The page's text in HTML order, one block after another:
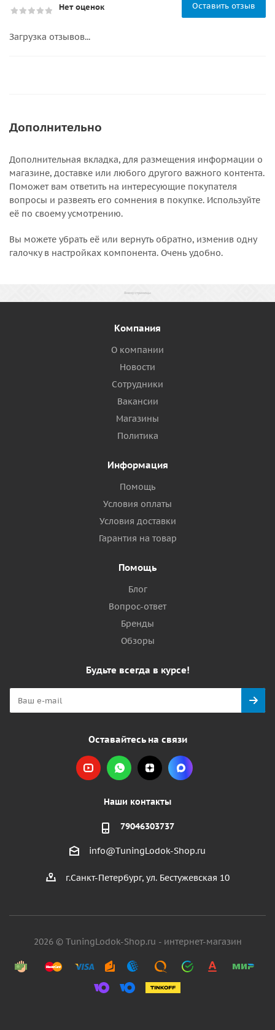
Нет оценок Оставить отзыв
Загрузка отзывов...
Дополнительно
Дополнительная вкладка, для размещения информации о
магазине, доставке или любого другого важного контента.
Поможет вам ответить на интересующие покупателя
вопросы и развеять его сомнения в покупке. Используйте
её по своему усмотрению.
Вы можете убрать её или вернуть обратно, изменив одну
галочку в настройках компонента. Очень удобно.
Компания
О компании
Новости
Сотрудники
Вакансии
Магазины
Политика
Информация
Помощь
Условия оплаты
Условия доставки
Гарантия на товар
Помощь
Блог
Вопрос-ответ
Бренды
Обзоры
Будьте всегда в курсе!
Оставайтесь на связи
Наши контакты
79046303737
info@TuningLodok-Shop.ru
г.Санкт-Петербург, ул. Бестужевская 10
2026 © TuningLodok-Shop.ru - интернет-магазин